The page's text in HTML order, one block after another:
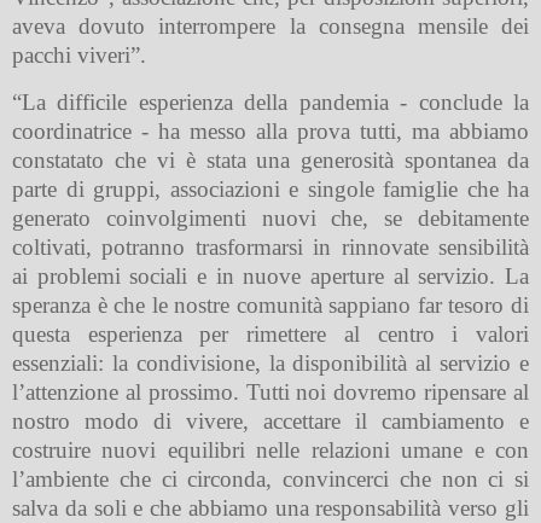
aveva dovuto interrompere la consegna mensile dei
pacchi viveri”.
“La difficile esperienza della pandemia - conclude la
coordinatrice - ha messo alla prova tutti, ma abbiamo
constatato che vi è stata una generosità spontanea da
parte di gruppi, associazioni e singole famiglie che ha
generato coinvolgimenti nuovi che, se debitamente
coltivati, potranno trasformarsi in rinnovate sensibilità
ai problemi sociali e in nuove aperture al servizio. La
speranza è che le nostre comunità sappiano far tesoro di
questa esperienza per rimettere al centro i valori
essenziali: la condivisione, la disponibilità al servizio e
l’attenzione al prossimo. Tutti noi dovremo ripensare al
nostro modo di vivere, accettare il cambiamento e
costruire nuovi equilibri nelle relazioni umane e con
l’ambiente che ci circonda, convincerci che non ci si
salva da soli e che abbiamo una responsabilità verso gli